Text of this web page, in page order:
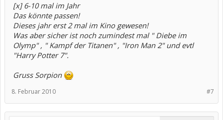
[x] 6-10 mal im Jahr
Das könnte passen!
Dieses jahr erst 2 mal im Kino gewesen!
Was aber sicher ist noch zumindest mal " Diebe im
Olymp" , " Kampf der Titanen" , "Iron Man 2" und evtl
"Harry Potter 7".
Gruss Sorpion
#7
8. Februar 2010